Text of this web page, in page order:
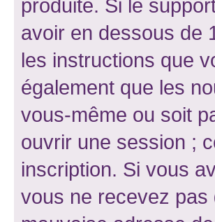
produite. Si le
avoir en dessous de
les instructions que
également que les
vous-même ou soit
ouvrir une session ;
inscription. Si vous
vous ne recevez